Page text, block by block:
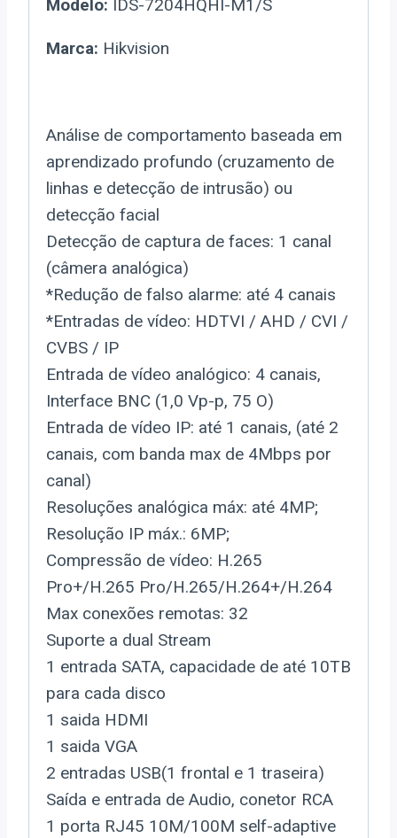
Modelo: IDS-7204HQHI-M1/S
Marca: Hikvision
Análise de comportamento baseada em
aprendizado profundo (cruzamento de
linhas e detecção de intrusão) ou
detecção facial
Detecção de captura de faces: 1 canal
(câmera analógica)
*Redução de falso alarme: até 4 canais
*Entradas de vídeo: HDTVI / AHD / CVI /
CVBS / IP
Entrada de vídeo analógico: 4 canais,
Interface BNC (1,0 Vp-p, 75 O)
Entrada de vídeo IP: até 1 canais, (até 2
canais, com banda max de 4Mbps por
canal)
Resoluções analógica máx: até 4MP;
Resolução IP máx.: 6MP;
Compressão de vídeo: H.265
Pro+/H.265 Pro/H.265/H.264+/H.264
Max conexões remotas: 32
Suporte a dual Stream
1 entrada SATA, capacidade de até 10TB
para cada disco
1 saida HDMI
1 saida VGA
2 entradas USB(1 frontal e 1 traseira)
Saída e entrada de Audio, conetor RCA
1 porta RJ45 10M/100M self-adaptive